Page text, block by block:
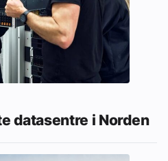
datasentre i Norden